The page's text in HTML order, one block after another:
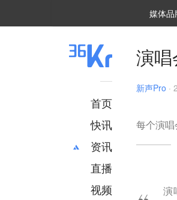
媒体品
首页
快讯
资讯
推荐
财经
直播
视频
演
新声Pro ·
每个演
演